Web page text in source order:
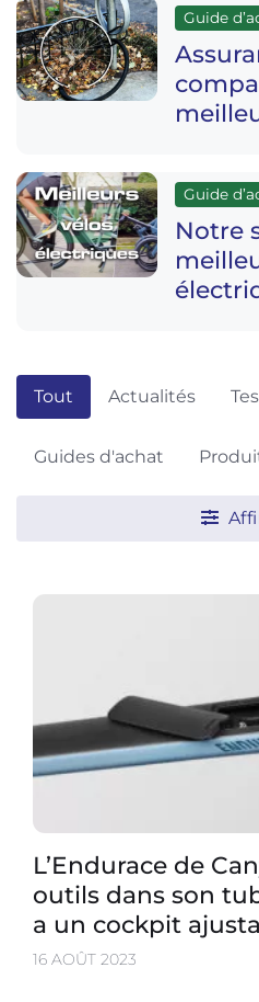
Guide
Guide
Notre
Tout Actualités
Guides d'achat
L’Endurace de
outils dans son
a un cockpit
16 AOÛT 2023